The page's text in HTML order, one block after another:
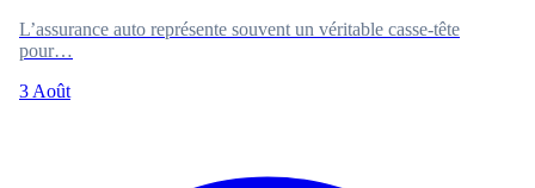
L’assurance auto représente souvent un véritable casse-tête
pour…
3 Août